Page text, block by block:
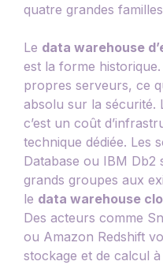
quatre grandes
Le data warehouse
est la forme
propres serveurs, ce
absolu sur la sécurité.
c’est un coût
technique dédiée. Les
Database ou IBM Db2
grands groupes aux
le data warehouse
Des acteurs comme
ou Amazon Redshift
stockage et de calcul